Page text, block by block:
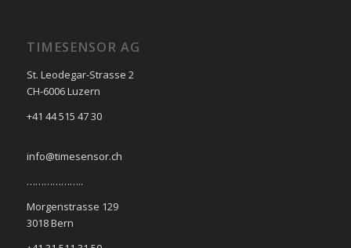
TIMESENSOR AG
St. Leodegar-Strasse 2
CH-6006 Luzern
+41 44 515 47 30
info@timesensor.ch
………………..
Morgenstrasse 129
3018 Bern